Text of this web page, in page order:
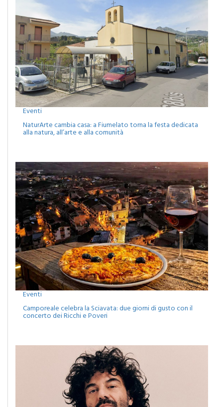
Eventi
NaturArte cambia casa: a Fiumelato torna la festa dedicata
alla natura, all’arte e alla comunità
Eventi
Camporeale celebra la Sciavata: due giorni di gusto con il
concerto dei Ricchi e Poveri